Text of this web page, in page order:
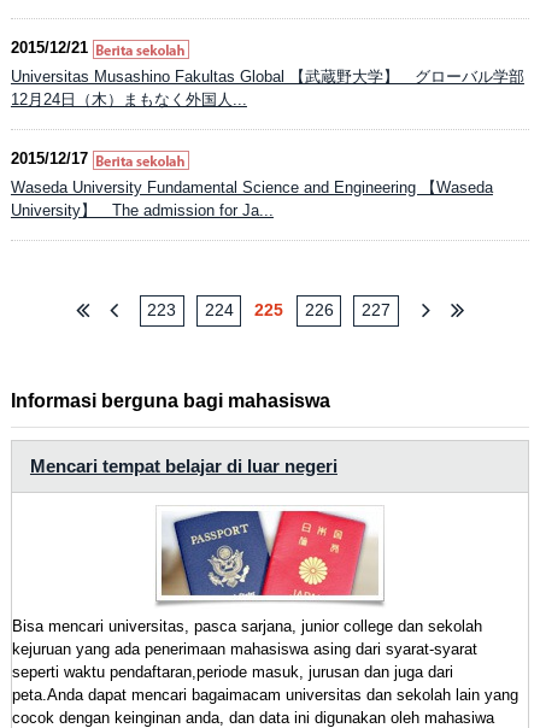
2015/12/21
Universitas Musashino Fakultas Global 【武蔵野大学】 グローバル学部
12月24日（木）まもなく外国人...
2015/12/17
Waseda University Fundamental Science and Engineering 【Waseda
University】 The admission for Ja...
223 224 225 226 227
Informasi berguna bagi mahasiswa
Mencari tempat belajar di luar negeri
Bisa mencari universitas, pasca sarjana, junior college dan sekolah
kejuruan yang ada penerimaan mahasiswa asing dari syarat-syarat
seperti waktu pendaftaran,periode masuk, jurusan dan juga dari
peta.Anda dapat mencari bagaimacam universitas dan sekolah lain yang
cocok dengan keinginan anda, dan data ini digunakan oleh mahasiwa